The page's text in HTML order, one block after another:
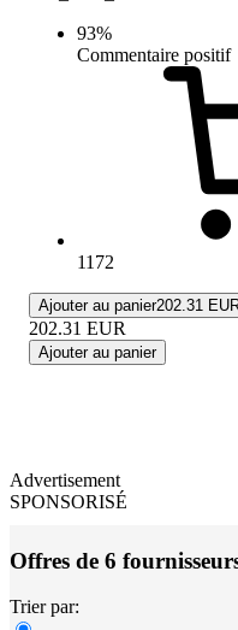
93%
Commentaire positif
1172
Ajouter au panier202.31
202.31 EUR
Ajouter au panier
Advertisement
SPONSORISÉ
Offres de 6
Trier par: